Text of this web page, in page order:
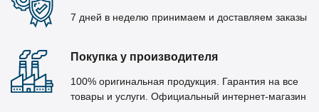
7 дней в неделю принимаем и доставляем заказы
Покупка у производителя
100% оригинальная продукция. Гарантия на все
товары и услуги. Официальный интернет-магазин